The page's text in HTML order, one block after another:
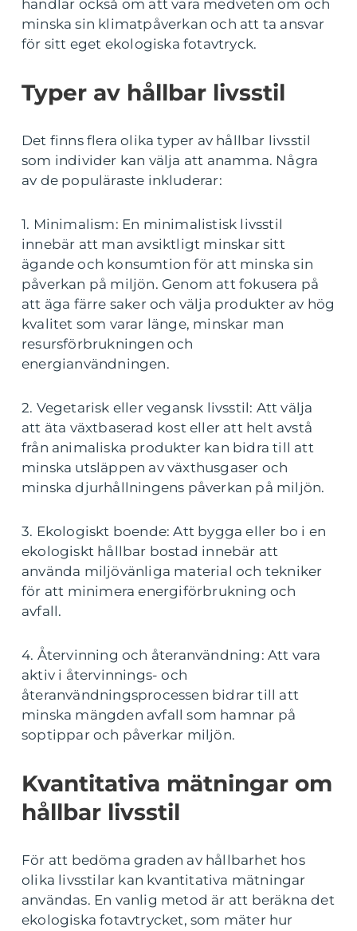
handlar också om att vara medveten om och
minska sin klimatpåverkan och att ta ansvar
för sitt eget ekologiska fotavtryck.
Typer av hållbar livsstil
Det finns flera olika typer av hållbar livsstil
som individer kan välja att anamma. Några
av de populäraste inkluderar:
1. Minimalism: En minimalistisk livsstil
innebär att man avsiktligt minskar sitt
ägande och konsumtion för att minska sin
påverkan på miljön. Genom att fokusera på
att äga färre saker och välja produkter av hög
kvalitet som varar länge, minskar man
resursförbrukningen och
energianvändningen.
2. Vegetarisk eller vegansk livsstil: Att välja
att äta växtbaserad kost eller att helt avstå
från animaliska produkter kan bidra till att
minska utsläppen av växthusgaser och
minska djurhållningens påverkan på miljön.
3. Ekologiskt boende: Att bygga eller bo i en
ekologiskt hållbar bostad innebär att
använda miljövänliga material och tekniker
för att minimera energiförbrukning och
avfall.
4. Återvinning och återanvändning: Att vara
aktiv i återvinnings- och
återanvändningsprocessen bidrar till att
minska mängden avfall som hamnar på
soptippar och påverkar miljön.
Kvantitativa mätningar om
hållbar livsstil
För att bedöma graden av hållbarhet hos
olika livsstilar kan kvantitativa mätningar
användas. En vanlig metod är att beräkna det
ekologiska fotavtrycket, som mäter hur